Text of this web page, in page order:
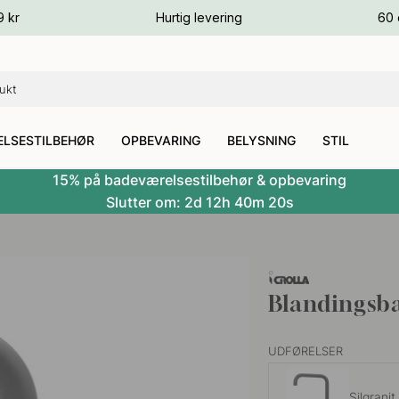
kr Hurtig levering 60
OPBEVARING BELYSNING STIL
15% på badeværelsestilbehør & opbevaring
Slutter om: 2d 12h 40m 19s
UDFØRELSER